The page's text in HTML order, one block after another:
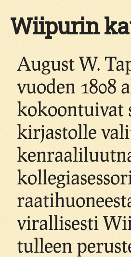
Wiipurin
August W.
vuoden 1808
kokoontuivat
kirjastolle
virallisesti
tulleen